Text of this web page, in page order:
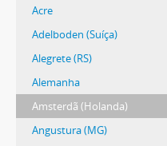
Acre
Adelboden (Suíça)
Alegrete (RS)
Alemanha
Amsterdã (Holanda)
Angustura (MG)